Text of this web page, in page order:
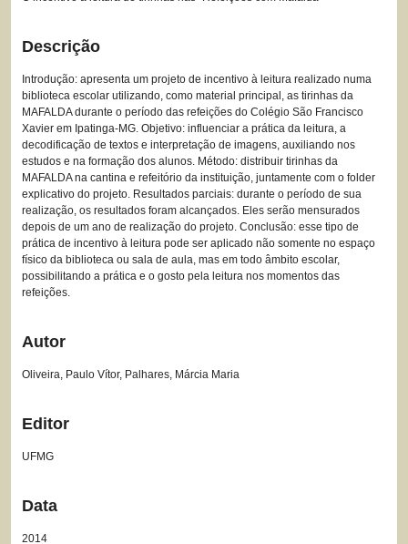
Descrição
Introdução: apresenta um projeto de incentivo à leitura realizado numa
biblioteca escolar utilizando, como material principal, as tirinhas da
MAFALDA durante o período das refeições do Colégio São Francisco
Xavier em Ipatinga-MG. Objetivo: influenciar a prática da leitura, a
decodificação de textos e interpretação de imagens, auxiliando nos
estudos e na formação dos alunos. Método: distribuir tirinhas da
MAFALDA na cantina e refeitório da instituição, juntamente com o folder
explicativo do projeto. Resultados parciais: durante o período de sua
realização, os resultados foram alcançados. Eles serão mensurados
depois de um ano de realização do projeto. Conclusão: esse tipo de
prática de incentivo à leitura pode ser aplicado não somente no espaço
físico da biblioteca ou sala de aula, mas em todo âmbito escolar,
possibilitando a prática e o gosto pela leitura nos momentos das
refeições.
Autor
Oliveira, Paulo Vítor, Palhares, Márcia Maria
Editor
UFMG
Data
2014